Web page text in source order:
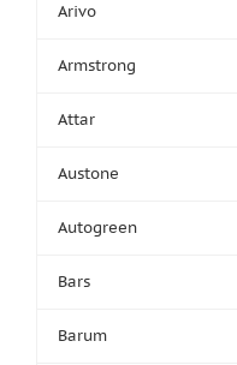
Arivo
Armstrong
Attar
Austone
Autogreen
Bars
Barum